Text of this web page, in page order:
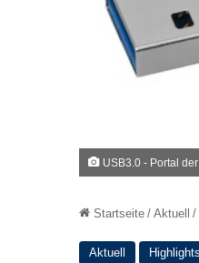
USB3.0 - Portal
Startseite / Aktuell /
Aktuell Highlights